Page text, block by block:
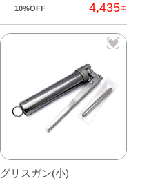
10%OFF 4,435円
グリスガン(小)